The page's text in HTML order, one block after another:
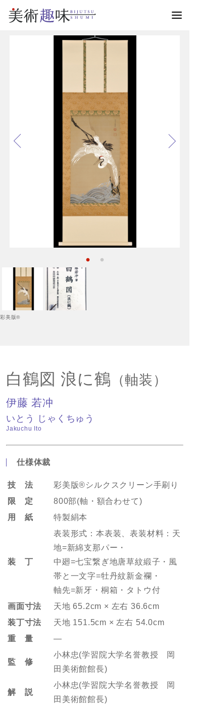
彩美版®
白鶴図 浪に鶴 （軸装）
伊藤 若冲
いとう じゃくちゅう
Jakuchu Ito
仕様体裁
技 法
彩美版®シルクスクリーン手刷り
限 定
800部(軸・額合わせて)
用 紙
特製絹本
装 丁
表装形式：本表装、表装材料：天
地=新綿支那パー・
中廻=七宝繋ぎ地唐草紋緞子・風
帯と一文字=牡丹紋新金襴・
軸先=新牙・桐箱・タトウ付
画面寸法
天地 65.2cm × 左右 36.6cm
装丁寸法
天地 151.5cm × 左右 54.0cm
重 量
―
監 修
小林忠(学習院大学名誉教授 岡
田美術館館長)
解 説
小林忠(学習院大学名誉教授 岡
田美術館館長)